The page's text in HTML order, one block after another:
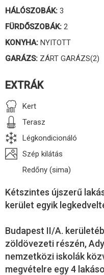
HÁLÓSZOBÁK: 3
FÜRDŐSZOBÁK: 2
KONYHA: NYITOTT
GARÁZS: ZÁRT GARÁZS(2)
EXTRÁK
Kert
Terasz
Légkondicionáló
Szép kilátás
Redőny (sima)
Kétszintes újszerű
kerület egyik
Budapest II/A.
zöldövezeti részén,
nemzetközi iskolák
megvételre egy 4